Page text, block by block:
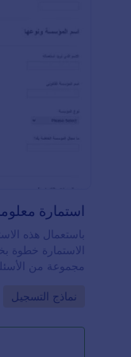
استمارة
باستعمال هذه
الاستمارة خطوة
مجموعة من
Go to Category:
نماذج التسجيل